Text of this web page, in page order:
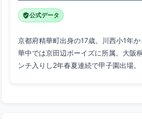
公式データ
京都府精華町出身の17歳。川西小1年
華中では京田辺ボーイズに所属。大阪
ンチ入りし2年春夏連続で甲子園出場。